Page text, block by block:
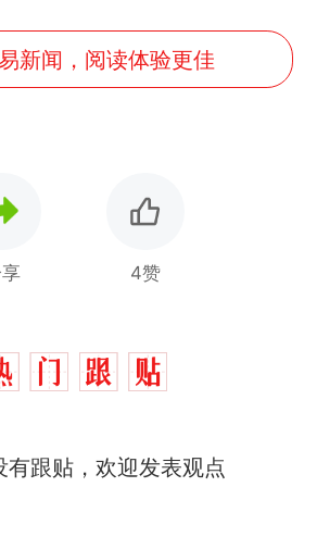
新闻，阅读体验更佳
4赞
有跟贴，欢迎发表观点
南京大学数院院长辞职信流